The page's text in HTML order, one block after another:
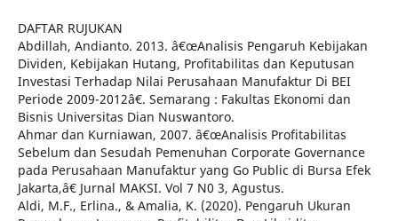
DAFTAR RUJUKAN
Abdillah, Andianto. 2013. â€œAnalisis Pengaruh Kebijakan
Dividen, Kebijakan Hutang, Profitabilitas dan Keputusan
Investasi Terhadap Nilai Perusahaan Manufaktur Di BEI
Periode 2009-2012â€. Semarang : Fakultas Ekonomi dan
Bisnis Universitas Dian Nuswantoro.
Ahmar dan Kurniawan, 2007. â€œAnalisis Profitabilitas
Sebelum dan Sesudah Pemenuhan Corporate Governance
pada Perusahaan Manufaktur yang Go Public di Bursa Efek
Jakarta,â€ Jurnal MAKSI. Vol 7 N0 3, Agustus.
Aldi, M.F., Erlina., & Amalia, K. (2020). Pengaruh Ukuran